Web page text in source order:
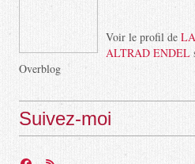
Voir le profil de
ALTRAD ENDEL
Overblog
Suivez-moi